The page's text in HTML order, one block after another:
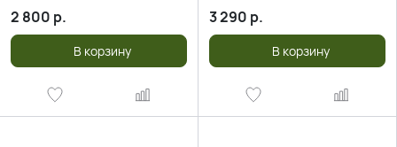
2 800 р.
В корзину
3 290 р.
В корзину